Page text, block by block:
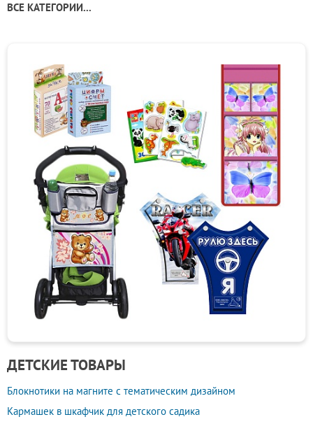
ВСЕ КАТЕГОРИИ...
ДЕТСКИЕ ТОВАРЫ
Блокнотики на магните с тематическим дизайном
Кармашек в шкафчик для детского садика